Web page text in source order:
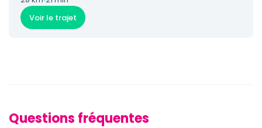
Voir le trajet
Questions fréquentes